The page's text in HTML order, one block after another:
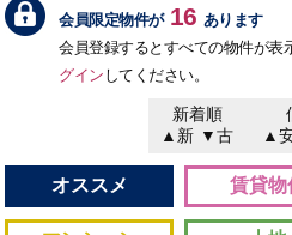
会員限定物件が 16 あります
会員登録するとすべての物件が表
グイン してください。
新着順
▲新 ▼古
▲
オススメ 賃貸物